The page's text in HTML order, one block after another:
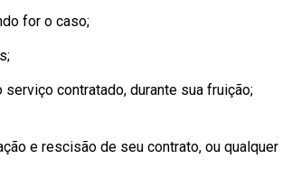
for o caso;
contratado, durante sua fruição;
e rescisão de seu contrato, ou